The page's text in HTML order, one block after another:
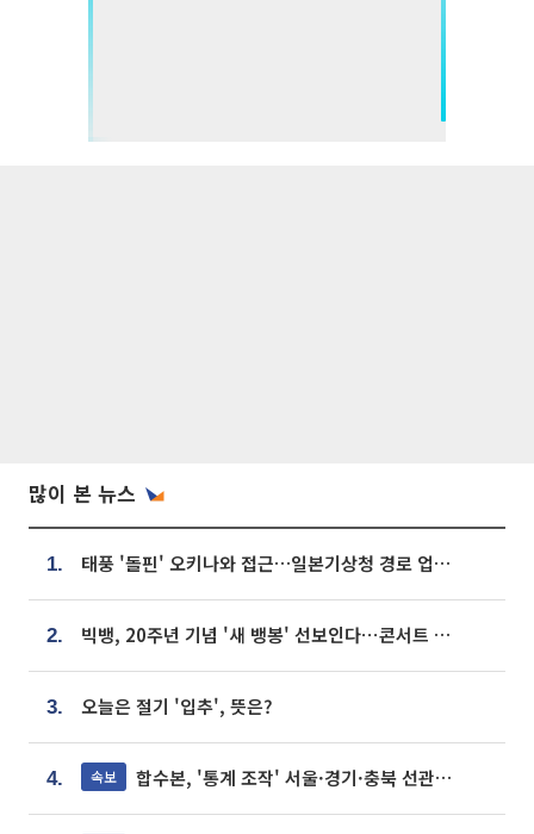
많이 본 뉴스
1. 태풍 '돌핀' 오키나와 접근…일본기상청 경로 업데이트
2. 빅뱅, 20주년 기념 '새 뱅봉' 선보인다⋯콘서트 앞두고 팝업 개최
3. 오늘은 절기 '입추', 뜻은?
4. 속보 합수본, '통계 조작' 서울·경기·충북 선관위 등 추가 압수수색